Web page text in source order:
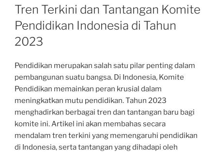
ON
Tren Terkini dan Tantangan Komite
Pendidikan Indonesia di Tahun
2023
Pendidikan merupakan salah satu pilar penting dalam
pembangunan suatu bangsa. Di Indonesia, Komite
Pendidikan memainkan peran krusial dalam
meningkatkan mutu pendidikan. Tahun 2023
menghadirkan berbagai tren dan tantangan baru bagi
komite ini. Artikel ini akan membahas secara
mendalam tren terkini yang memengaruhi pendidikan
di Indonesia, serta tantangan yang dihadapi oleh